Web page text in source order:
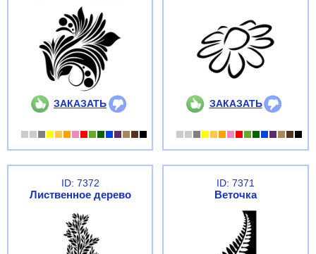
ЗАКАЗАТЬ ЗАКАЗАТЬ
ID: 7372
Лиственное дерево
ID: 7371
Веточка